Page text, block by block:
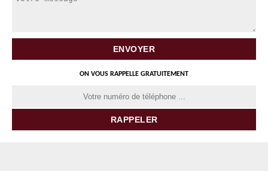
ON VOUS RAPPELLE GRATUITEMENT